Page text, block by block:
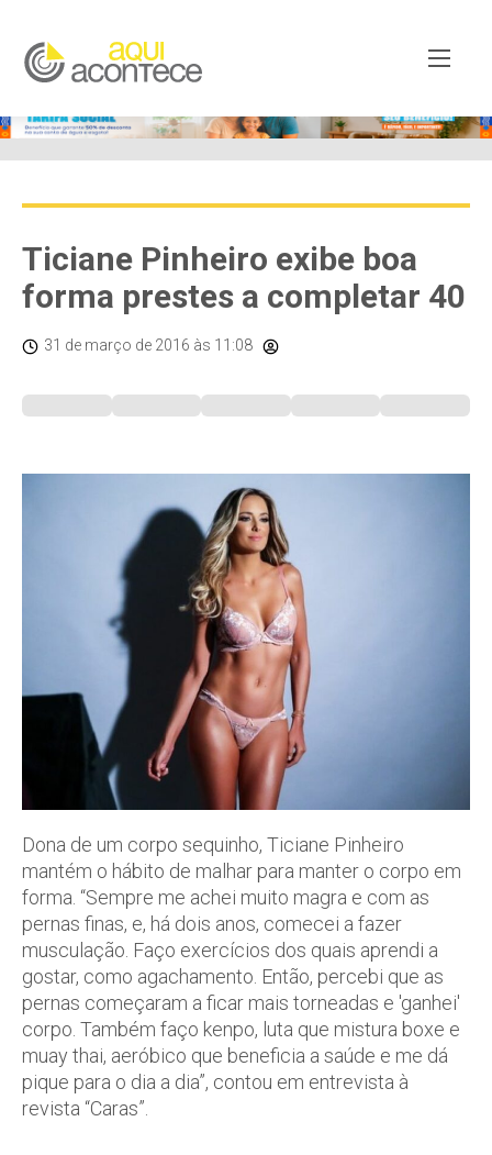
Ticiane Pinheiro exibe boa
forma prestes a completar 40
31 de março de 2016 às 11:08
Dona de um corpo sequinho, Ticiane Pinheiro
mantém o hábito de malhar para manter o corpo em
forma. “Sempre me achei muito magra e com as
pernas finas, e, há dois anos, comecei a fazer
musculação. Faço exercícios dos quais aprendi a
gostar, como agachamento. Então, percebi que as
pernas começaram a ficar mais torneadas e 'ganhei'
corpo. Também faço kenpo, luta que mistura boxe e
muay thai, aeróbico que beneficia a saúde e me dá
pique para o dia a dia”, contou em entrevista à
revista “Caras”.